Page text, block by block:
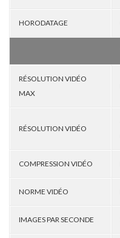
HORODATAGE
RÉSOLUTION VIDÉO
MAX
RÉSOLUTION VIDÉO
COMPRESSION VIDÉO
NORME VIDÉO
IMAGES PAR SECONDE